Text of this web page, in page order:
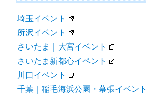
埼玉イベント
所沢イベント
さいたま｜大宮イベント
さいたま新都心イベント
川口イベント
千葉｜稲毛海浜公園・幕張イベント